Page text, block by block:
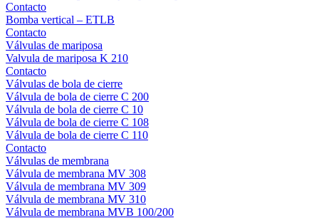
Contacto
Bomba vertical – ETLB
Contacto
Válvulas de mariposa
Valvula de mariposa K 210
Contacto
Válvulas de bola de cierre
Válvula de bola de cierre C 200
Válvula de bola de cierre C 10
Válvula de bola de cierre C 108
Válvula de bola de cierre C 110
Contacto
Válvulas de membrana
Válvula de membrana MV 308
Válvula de membrana MV 309
Válvula de membrana MV 310
Válvula de membrana MVB 100/200